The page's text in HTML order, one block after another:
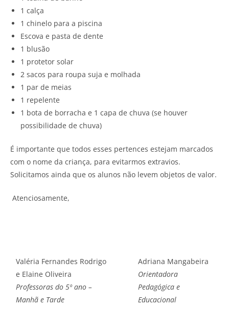
1 calça
1 chinelo para a piscina
Escova e pasta de dente
1 blusão
1 protetor solar
2 sacos para roupa suja e molhada
1 par de meias
1 repelente
1 bota de borracha e 1 capa de chuva (se houver
possibilidade de chuva)
É importante que todos esses pertences estejam marcados
com o nome da criança, para evitarmos extravios.
Solicitamos ainda que os alunos não levem objetos de valor.
Atenciosamente,
Valéria Fernandes Rodrigo
e Elaine Oliveira
Professoras do 5º ano –
Manhã e Tarde
Adriana Mangabeira
Orientadora
Pedagógica e
Educacional